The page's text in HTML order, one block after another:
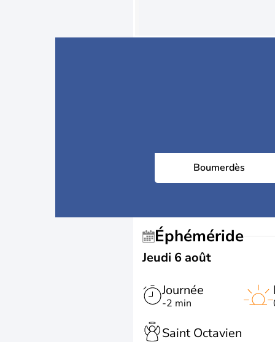
Boumerdès
Éphéméride
Jeudi 6 août
Journée
-2 min
Saint Octavien